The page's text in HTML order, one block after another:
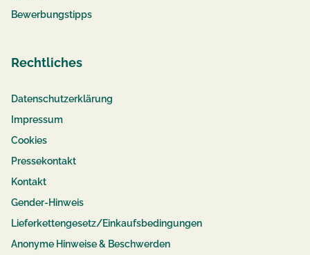
Bewerbungstipps
Rechtliches
Datenschutzerklärung
Impressum
Cookies
Pressekontakt
Kontakt
Gender-Hinweis
Lieferkettengesetz/Einkaufsbedingungen
Anonyme Hinweise & Beschwerden